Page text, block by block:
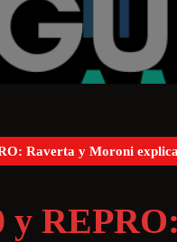
Raverta y Moroni
y